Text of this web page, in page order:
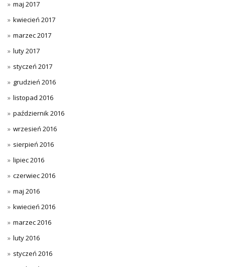
maj 2017
kwiecień 2017
marzec 2017
luty 2017
styczeń 2017
grudzień 2016
listopad 2016
październik 2016
wrzesień 2016
sierpień 2016
lipiec 2016
czerwiec 2016
maj 2016
kwiecień 2016
marzec 2016
luty 2016
styczeń 2016